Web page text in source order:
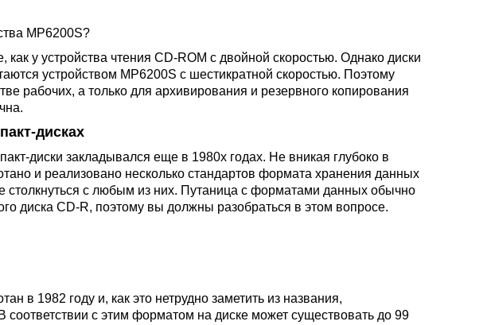
MP6200S?
у устройства чтения CD-ROM с двойной скоростью. Однако диски
устройством MP6200S с шестикратной скоростью. Поэтому
рабочих, а только для архивирования и резервного копирования
дисках
диски закладывался еще в 1980­х годах. Не вникая глубоко в
и реализовано несколько стандартов формата хранения данных
столкнуться с любым из них. Путаница с форматами данных обычно
диска CD-R, поэтому вы должны разобраться в этом вопросе.
в 1982 году и, как это нетрудно заметить из названия,
соответствии с этим форматом на диске может существовать до 99